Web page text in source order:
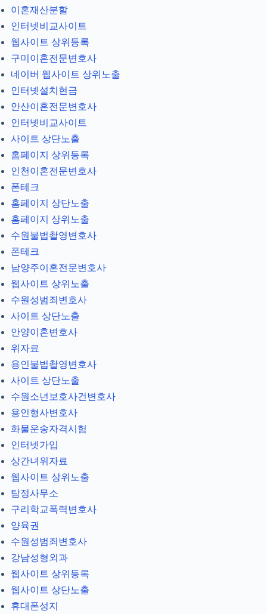
이혼재산분할
인터넷비교사이트
웹사이트 상위등록
구미이혼전문변호사
네이버 웹사이트 상위노출
인터넷설치현금
안산이혼전문변호사
인터넷비교사이트
사이트 상단노출
홈페이지 상위등록
인천이혼전문변호사
폰테크
홈페이지 상단노출
홈페이지 상위노출
수원불법촬영변호사
폰테크
남양주이혼전문변호사
웹사이트 상위노출
수원성범죄변호사
사이트 상단노출
안양이혼변호사
위자료
용인불법촬영변호사
사이트 상단노출
수원소년보호사건변호사
용인형사변호사
화물운송자격시험
인터넷가입
상간녀위자료
웹사이트 상위노출
탐정사무소
구리학교폭력변호사
양육권
수원성범죄변호사
강남성형외과
웹사이트 상위등록
웹사이트 상단노출
휴대폰성지